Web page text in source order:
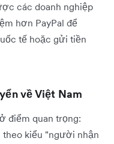
các doanh nghiệp
hơn PayPal để
tế hoặc gửi tiền
về Việt Nam
điểm quan trọng:
theo kiểu "người nhận